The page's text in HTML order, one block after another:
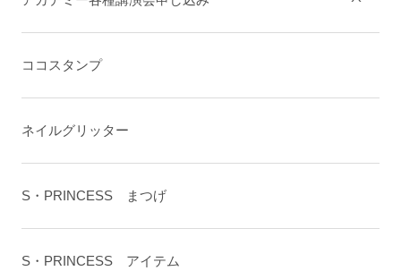
ココスタンプ
ネイルグリッター
S・PRINCESS まつげ
S・PRINCESS アイテム